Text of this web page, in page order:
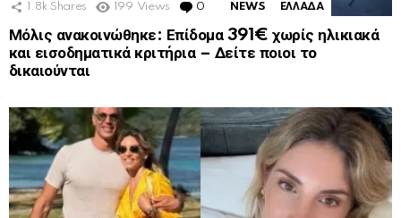
1.8k Shares 199 Views 0 Comments
NEWS ΕΛΛΑΔΑ
Μόλις ανακοινώθηκε: Επίδομα 391€ χωρίς ηλικιακά
και εισοδηματικά κριτήρια – Δείτε ποιοι το
δικαιούνται